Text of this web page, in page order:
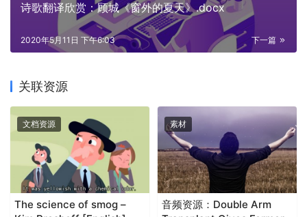
诗歌翻译欣赏：顾城《窗外的夏天》.docx
下一篇
2020年5月11日 下午6:03
关联资源
文档资源
The science of smog –
素材
音频资源：Double Arm